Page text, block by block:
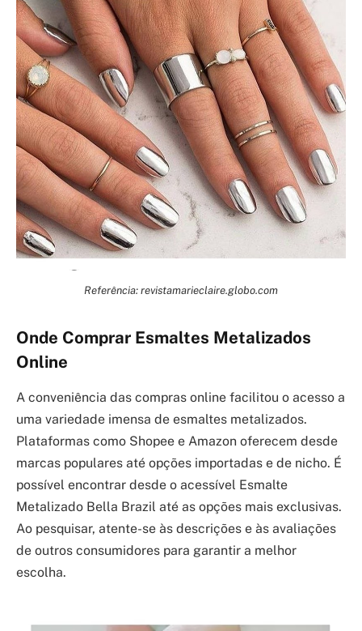
Referência: revistamarieclaire.globo.com
Onde Comprar Esmaltes Metalizados
Online
A conveniência das compras online facilitou o acesso a
uma variedade imensa de esmaltes metalizados.
Plataformas como Shopee e Amazon oferecem desde
marcas populares até opções importadas e de nicho. É
possível encontrar desde o acessível Esmalte
Metalizado Bella Brazil até as opções mais exclusivas.
Ao pesquisar, atente-se às descrições e às avaliações
de outros consumidores para garantir a melhor
escolha.